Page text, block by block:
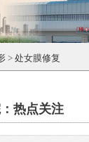
> 处女膜修复
热点关注